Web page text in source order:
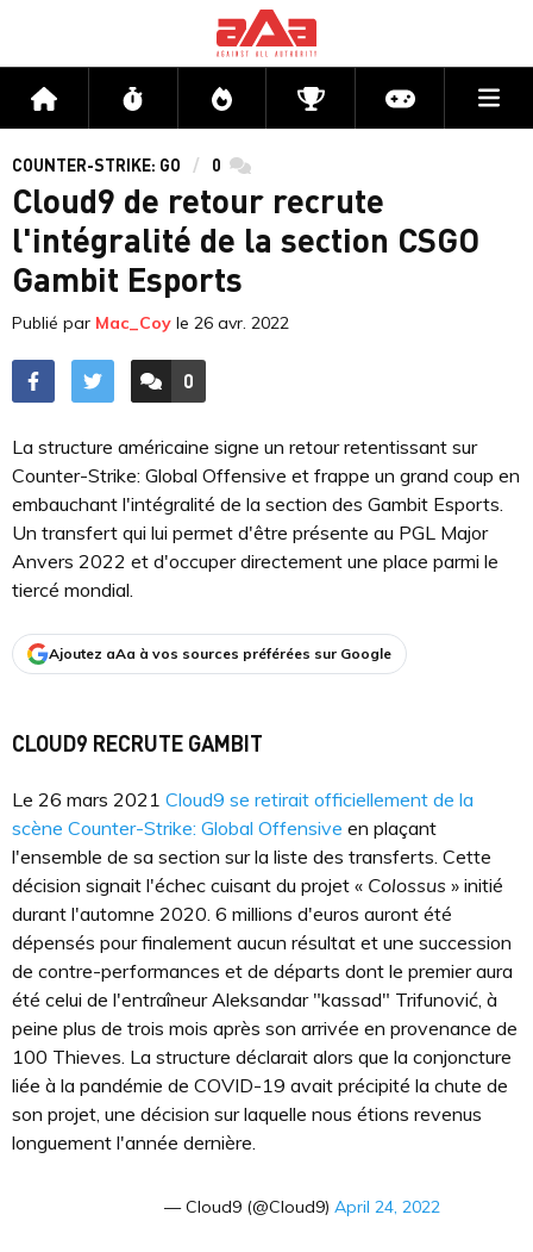
Accueil Flux Directs CompétitionsActu jeux
COUNTER-STRIKE: GO 0 commentaires
Cloud9 de retour recrute
l'intégralité de la section CSGO
Gambit Esports
Publié par Mac_Coy le 26 avr. 2022
ACCÉDER AUX
0
COMMENTAIRES
La structure américaine signe un retour retentissant sur
Counter-Strike: Global Offensive et frappe un grand coup en
embauchant l'intégralité de la section des Gambit Esports.
Un transfert qui lui permet d'être présente au PGL Major
Anvers 2022 et d'occuper directement une place parmi le
tiercé mondial.
Ajoutez aAa à vos sources préférées sur Google
CLOUD9 RECRUTE GAMBIT
Le 26 mars 2021 Cloud9 se retirait officiellement de la
scène Counter-Strike: Global Offensive en plaçant
l'ensemble de sa section sur la liste des transferts. Cette
décision signait l'échec cuisant du projet « Colossus » initié
durant l'automne 2020. 6 millions d'euros auront été
dépensés pour finalement aucun résultat et une succession
de contre-performances et de départs dont le premier aura
été celui de l'entraîneur Aleksandar "kassad" Trifunović, à
peine plus de trois mois après son arrivée en provenance de
100 Thieves. La structure déclarait alors que la conjoncture
liée à la pandémie de COVID-19 avait précipité la chute de
son projet, une décision sur laquelle nous étions revenus
longuement l'année dernière.
— Cloud9 (@Cloud9) April 24, 2022